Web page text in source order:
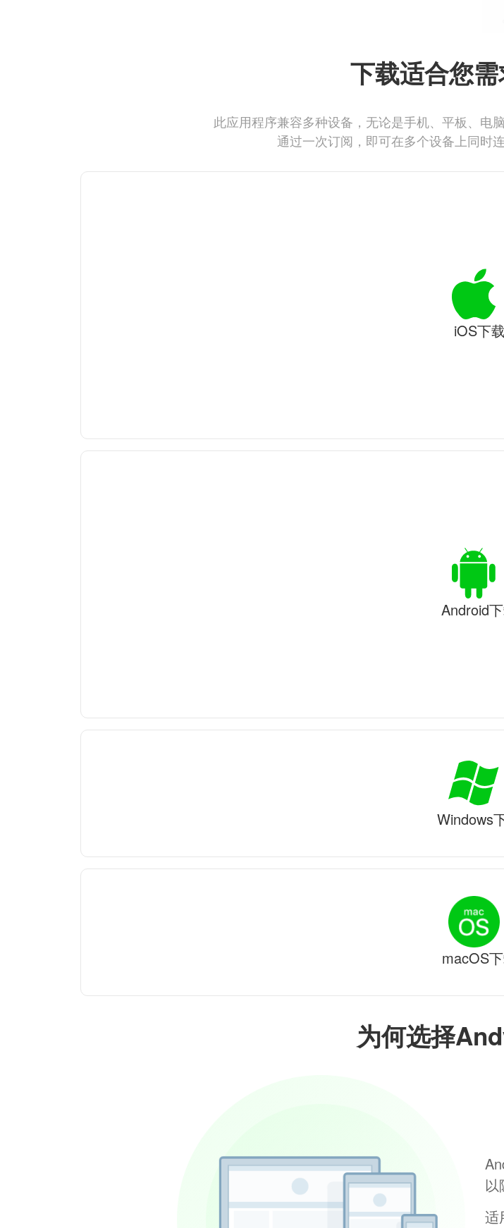
为何选择
以
适
下载适合您
此应用程序兼容多种设备，无论是手机、平板、电
通过一次订阅，即可在多个设备上同时
iOS下载
Android
Windows
macOS